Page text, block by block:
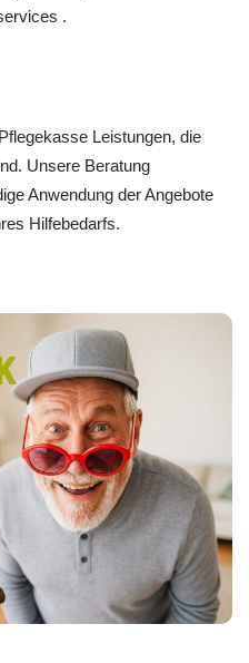
.
Leistungen, die
Unsere Beratung
Anwendung der Angebote
Hilfebedarfs.